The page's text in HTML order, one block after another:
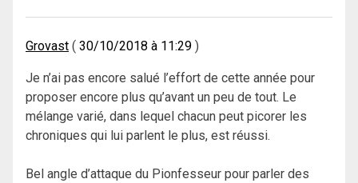
Grovast 30/10/2018 à 11:29
Je n’ai pas encore salué l’effort de cette année pour
proposer encore plus qu’avant un peu de tout. Le
mélange varié, dans lequel chacun peut picorer les
chroniques qui lui parlent le plus, est réussi.
Bel angle d’attaque du Pionfesseur pour parler des